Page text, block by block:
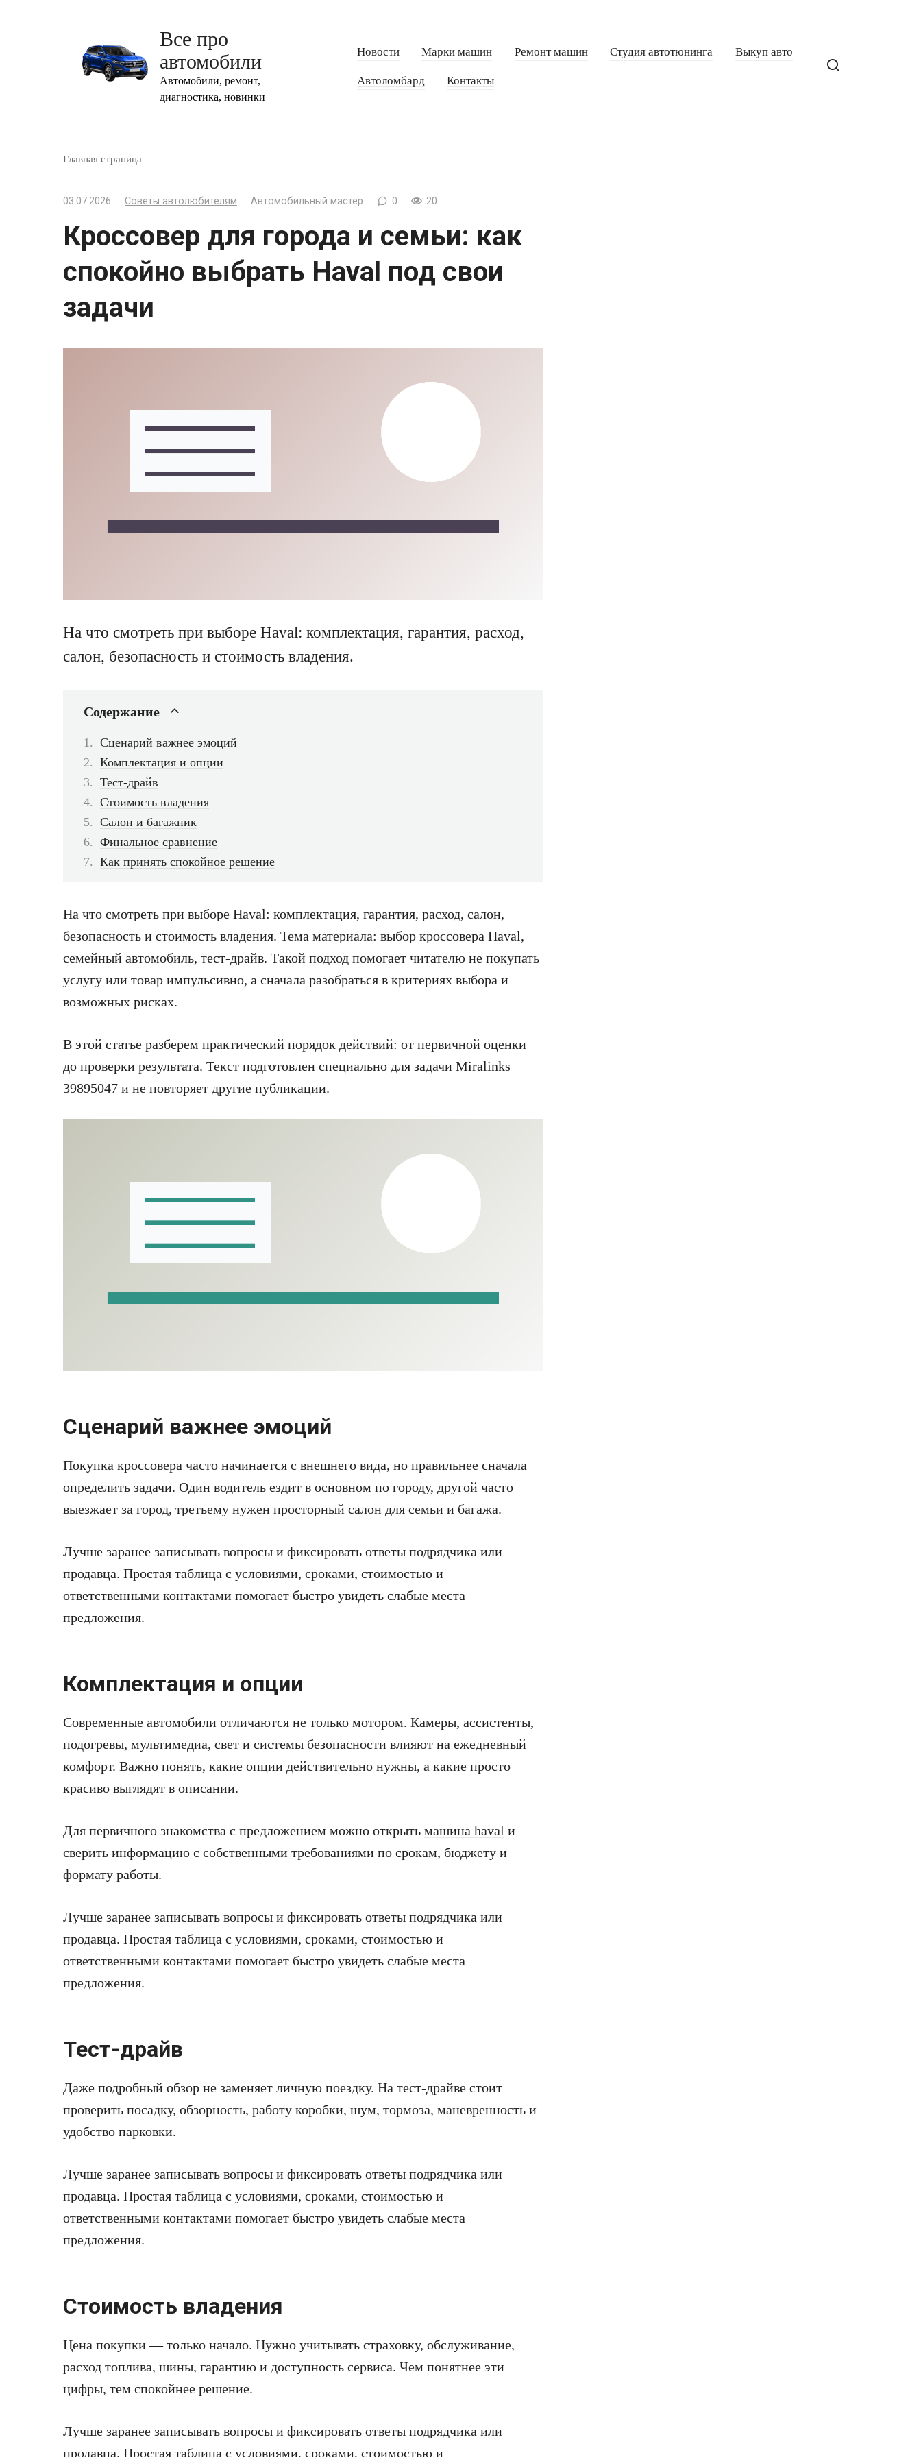
Все про
автомобили
Автомобили, ремонт,
диагностика, новинки
Новости Марки машин Ремонт машин Студия автотюнинга Выкуп авто
Автоломбард Контакты
Главная страница
03.07.2026 Cоветы автолюбителям Автомобильный мастер 0 20
Кроссовер для города и семьи: как
спокойно выбрать Haval под свои
задачи
На что смотреть при выборе Haval: комплектация, гарантия, расход,
салон, безопасность и стоимость владения.
Содержание
Сценарий важнее эмоций
Комплектация и опции
Тест-драйв
Стоимость владения
Салон и багажник
Финальное сравнение
Как принять спокойное решение
На что смотреть при выборе Haval: комплектация, гарантия, расход, салон,
безопасность и стоимость владения. Тема материала: выбор кроссовера Haval,
семейный автомобиль, тест-драйв. Такой подход помогает читателю не покупать
услугу или товар импульсивно, а сначала разобраться в критериях выбора и
возможных рисках.
В этой статье разберем практический порядок действий: от первичной оценки
до проверки результата. Текст подготовлен специально для задачи Miralinks
39895047 и не повторяет другие публикации.
Сценарий важнее эмоций
Покупка кроссовера часто начинается с внешнего вида, но правильнее сначала
определить задачи. Один водитель ездит в основном по городу, другой часто
выезжает за город, третьему нужен просторный салон для семьи и багажа.
Лучше заранее записывать вопросы и фиксировать ответы подрядчика или
продавца. Простая таблица с условиями, сроками, стоимостью и
ответственными контактами помогает быстро увидеть слабые места
предложения.
Комплектация и опции
Современные автомобили отличаются не только мотором. Камеры, ассистенты,
подогревы, мультимедиа, свет и системы безопасности влияют на ежедневный
комфорт. Важно понять, какие опции действительно нужны, а какие просто
красиво выглядят в описании.
Для первичного знакомства с предложением можно открыть машина haval и
сверить информацию с собственными требованиями по срокам, бюджету и
формату работы.
Лучше заранее записывать вопросы и фиксировать ответы подрядчика или
продавца. Простая таблица с условиями, сроками, стоимостью и
ответственными контактами помогает быстро увидеть слабые места
предложения.
Тест-драйв
Даже подробный обзор не заменяет личную поездку. На тест-драйве стоит
проверить посадку, обзорность, работу коробки, шум, тормоза, маневренность и
удобство парковки.
Лучше заранее записывать вопросы и фиксировать ответы подрядчика или
продавца. Простая таблица с условиями, сроками, стоимостью и
ответственными контактами помогает быстро увидеть слабые места
предложения.
Стоимость владения
Цена покупки — только начало. Нужно учитывать страховку, обслуживание,
расход топлива, шины, гарантию и доступность сервиса. Чем понятнее эти
цифры, тем спокойнее решение.
Лучше заранее записывать вопросы и фиксировать ответы подрядчика или
продавца. Простая таблица с условиями, сроками, стоимостью и